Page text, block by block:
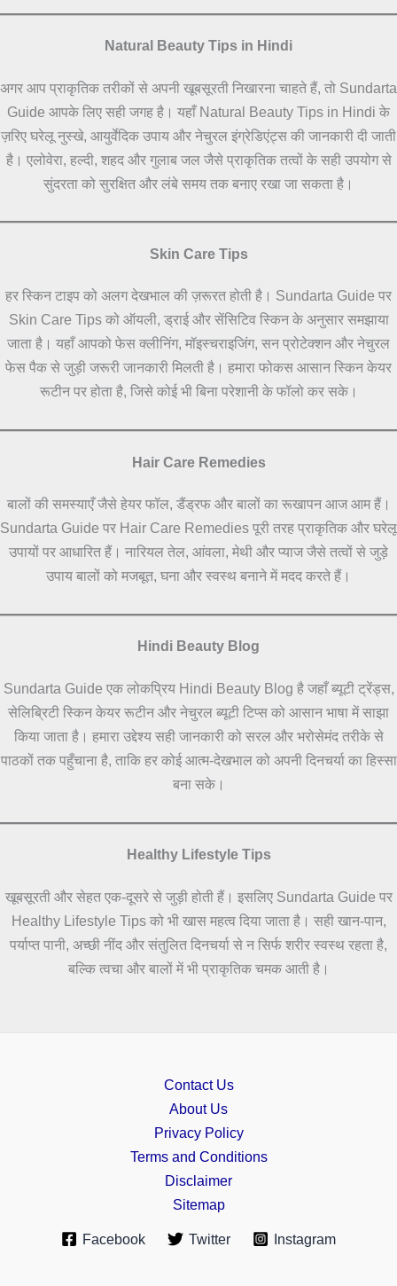
Natural Beauty Tips in Hindi
अगर आप प्राकृतिक तरीकों से अपनी खूबसूरती निखारना चाहते हैं, तो Sundarta
Guide आपके लिए सही जगह है। यहाँ Natural Beauty Tips in Hindi के
ज़रिए घरेलू नुस्खे, आयुर्वेदिक उपाय और नेचुरल इंग्रेडिएंट्स की जानकारी दी जाती
है। एलोवेरा, हल्दी, शहद और गुलाब जल जैसे प्राकृतिक तत्वों के सही उपयोग से
सुंदरता को सुरक्षित और लंबे समय तक बनाए रखा जा सकता है।
Skin Care Tips
हर स्किन टाइप को अलग देखभाल की ज़रूरत होती है। Sundarta Guide पर
Skin Care Tips को ऑयली, ड्राई और सेंसिटिव स्किन के अनुसार समझाया
जाता है। यहाँ आपको फेस क्लीनिंग, मॉइस्चराइजिंग, सन प्रोटेक्शन और नेचुरल
फेस पैक से जुड़ी जरूरी जानकारी मिलती है। हमारा फोकस आसान स्किन केयर
रूटीन पर होता है, जिसे कोई भी बिना परेशानी के फॉलो कर सके।
Hair Care Remedies
बालों की समस्याएँ जैसे हेयर फॉल, डैंड्रफ और बालों का रूखापन आज आम हैं।
Sundarta Guide पर Hair Care Remedies पूरी तरह प्राकृतिक और घरेलू
उपायों पर आधारित हैं। नारियल तेल, आंवला, मेथी और प्याज जैसे तत्वों से जुड़े
उपाय बालों को मजबूत, घना और स्वस्थ बनाने में मदद करते हैं।
Hindi Beauty Blog
Sundarta Guide एक लोकप्रिय Hindi Beauty Blog है जहाँ ब्यूटी ट्रेंड्स,
सेलिब्रिटी स्किन केयर रूटीन और नेचुरल ब्यूटी टिप्स को आसान भाषा में साझा
किया जाता है। हमारा उद्देश्य सही जानकारी को सरल और भरोसेमंद तरीके से
पाठकों तक पहुँचाना है, ताकि हर कोई आत्म-देखभाल को अपनी दिनचर्या का हिस्सा
बना सके।
Healthy Lifestyle Tips
खूबसूरती और सेहत एक-दूसरे से जुड़ी होती हैं। इसलिए Sundarta Guide पर
Healthy Lifestyle Tips को भी खास महत्व दिया जाता है। सही खान-पान,
पर्याप्त पानी, अच्छी नींद और संतुलित दिनचर्या से न सिर्फ शरीर स्वस्थ रहता है,
बल्कि त्वचा और बालों में भी प्राकृतिक चमक आती है।
Contact Us
About Us
Privacy Policy
Terms and Conditions
Disclaimer
Sitemap
Facebook Twitter Instagram